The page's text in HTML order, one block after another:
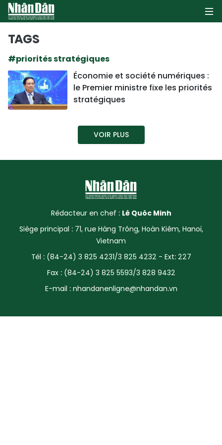
POLITIQUE
SOCIÉTÉ
CULTURE
TOURISME
ENVIRONNEMENT
SPORT
FRANCOPHONIE
TAGS
#priorités stratégiques
Économie et société numériques :
le Premier ministre fixe les priorités
stratégiques
VOIR PLUS
Rédacteur en chef : Lê Quôc Minh
Siège principal : 71, rue Hàng Trông, Hoàn Kiêm, Hanoï,
Vietnam
Tél : (84-24) 3 825 4231/3 825 4232 - Ext: 227
Fax : (84-24) 3 825 5593/3 828 9432
E-mail : nhandanenligne@nhandan.vn